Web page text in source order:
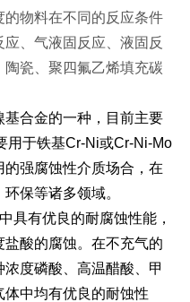
物料在不同的反应条件
、气液固反应、液固反
瓷、聚四氟乙烯填充碳
合金的一种，目前主要
用于铁基Cr-Ni或Cr-Ni-Mo
强腐蚀性介质场合，在
保等诸多领域。
具有优良的耐腐蚀性能，
酸的腐蚀。在不充气的
度磷酸、高温醋酸、甲
中均有优良的耐蚀性